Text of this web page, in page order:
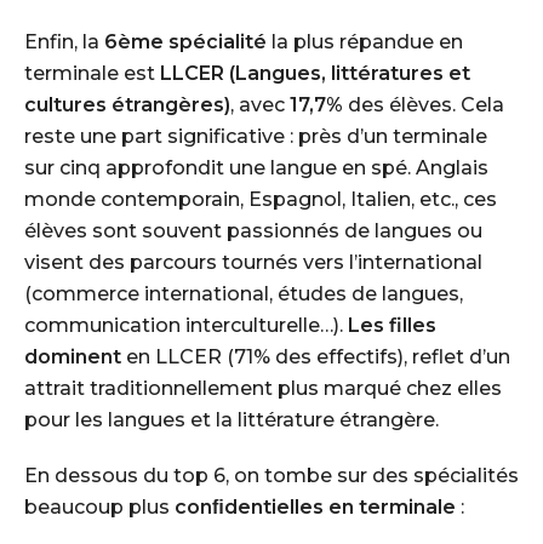
Enfin, la 6ème spécialité la plus répandue en
terminale est LLCER (Langues, littératures et
cultures étrangères), avec 17,7% des élèves. Cela
reste une part significative : près d’un terminale
sur cinq approfondit une langue en spé. Anglais
monde contemporain, Espagnol, Italien, etc., ces
élèves sont souvent passionnés de langues ou
visent des parcours tournés vers l’international
(commerce international, études de langues,
communication interculturelle…). Les filles
dominent en LLCER (71% des effectifs), reflet d’un
attrait traditionnellement plus marqué chez elles
pour les langues et la littérature étrangère.
En dessous du top 6, on tombe sur des spécialités
beaucoup plus conﬁdentielles en terminale :